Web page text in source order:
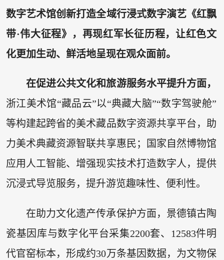
数字艺术馆创新打造全域行浸式数字演艺《红飘
带·伟大征程》，再现红军长征历程，让红色文
化更加生动、鲜活地呈现在观众面前。
在促进公共文化和旅游服务水平提升方面，
浙江美术馆“藏品云”以“典藏大脑”“数字驾驶舱”
等构建起跨省的美术藏品数字资源共享平台，助
力美术典藏资源智联共享惠民；国家自然博物馆
应用人工智能、增强现实技术打造数字人，提供
沉浸式导览服务，提升游览趣味性、便利性。
在助力文化遗产传承保护方面，景德镇古陶
瓷基因库与数字化平台采集2200套、12583件明
代官窑标本，形成约30万条基因数据，为文物保